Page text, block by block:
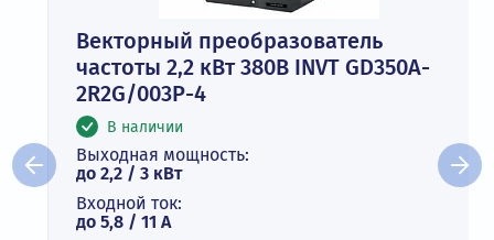
Векторный преобразователь
частоты 2,2 кВт 380В INVT GD350A-
2R2G/003P-4
В наличии
Выходная мощность:
до 2,2 / 3 кВт
Входной ток:
до 5,8 / 11 А